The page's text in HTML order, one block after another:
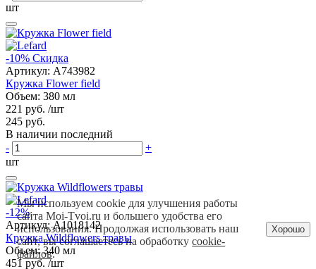
шт
-10% Скидка
Артикул: A743982
Кружка Flower field
Объем: 380 мл
221 руб. /шт
245 руб.
В наличии последний
-
+
шт
-12%
Артикул:A1018142
Кружка Wildflowers травы
Объем: 340 мл
451 руб. /шт
Мы используем cookie для улучшения работы
сайта Moi-Tvoi.ru и большего удобства его
использования. Продолжая использовать наш
сайт, вы соглашаетесь на обработкуcookie-
файлов.
Хорошо